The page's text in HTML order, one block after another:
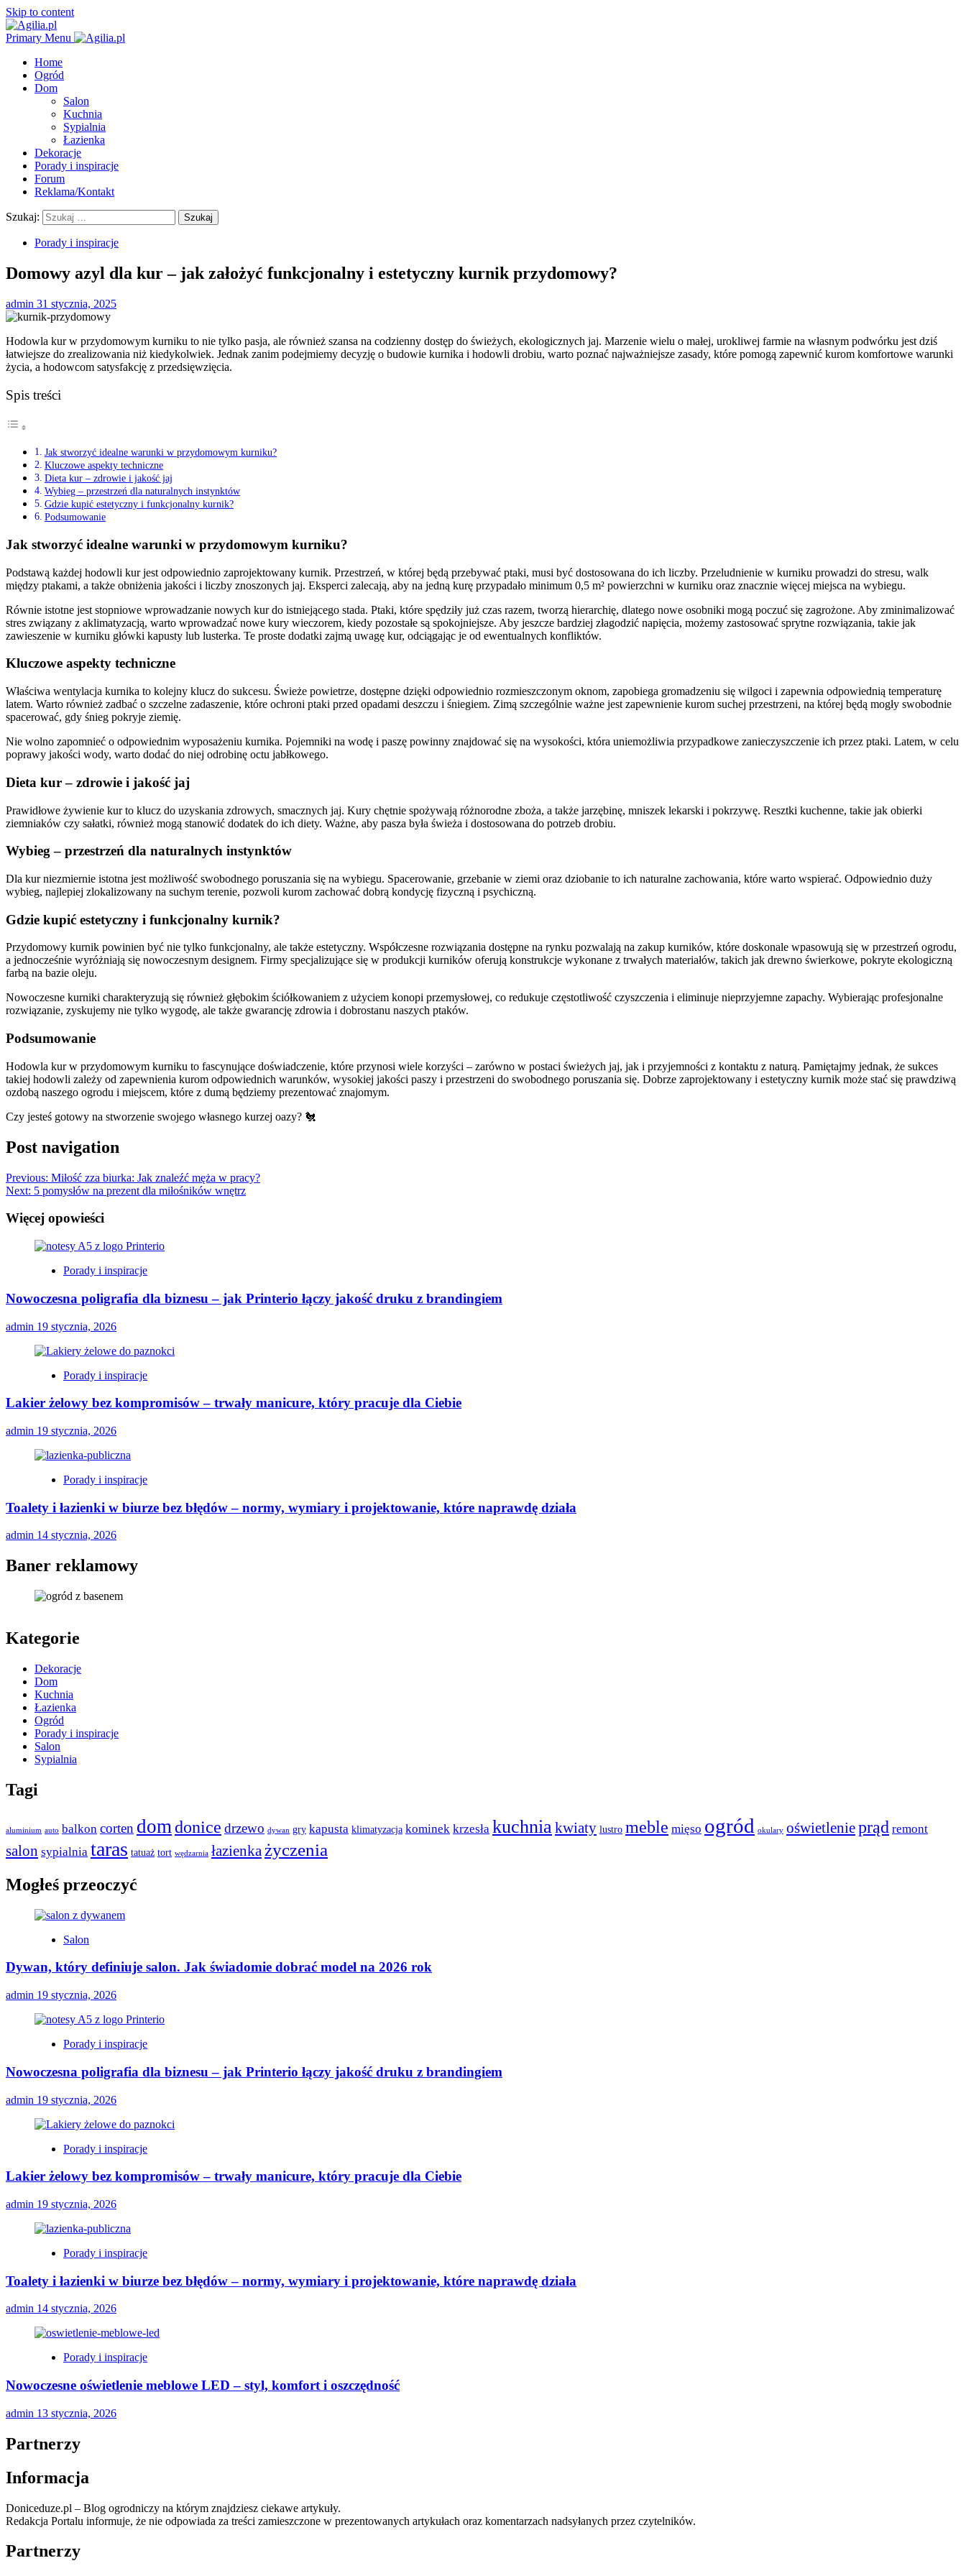
Skip to content
Primary Menu
Home
Ogród
Dom
Salon
Kuchnia
Sypialnia
Łazienka
Dekoracje
Porady i inspiracje
Forum
Reklama/Kontakt
Szukaj:
Porady i inspiracje
Domowy azyl dla kur – jak założyć funkcjonalny i estetyczny kurnik przydomowy?
admin 31 stycznia, 2025
Hodowla kur w przydomowym kurniku to nie tylko pasja, ale również szansa na codzienny dostęp do świeżych, ekologicznych jaj. Marzenie wielu o małej, urokliwej farmie na własnym podwórku jest dziś
łatwiejsze do zrealizowania niż kiedykolwiek. Jednak zanim podejmiemy decyzję o budowie kurnika i hodowli drobiu, warto poznać najważniejsze zasady, które pomogą zapewnić kurom komfortowe warunki
życia, a hodowcom satysfakcję z przedsięwzięcia.
Spis treści
Jak stworzyć idealne warunki w przydomowym kurniku?
Kluczowe aspekty techniczne
Dieta kur – zdrowie i jakość jaj
Wybieg – przestrzeń dla naturalnych instynktów
Gdzie kupić estetyczny i funkcjonalny kurnik?
Podsumowanie
Jak stworzyć idealne warunki w przydomowym kurniku?
Podstawą każdej hodowli kur jest odpowiednio zaprojektowany kurnik. Przestrzeń, w której będą przebywać ptaki, musi być dostosowana do ich liczby. Przeludnienie w kurniku prowadzi do stresu, walk
między ptakami, a także obniżenia jakości i liczby znoszonych jaj. Eksperci zalecają, aby na jedną kurę przypadało minimum 0,5 m² powierzchni w kurniku oraz znacznie więcej miejsca na wybiegu.
Równie istotne jest stopniowe wprowadzanie nowych kur do istniejącego stada. Ptaki, które spędziły już czas razem, tworzą hierarchię, dlatego nowe osobniki mogą poczuć się zagrożone. Aby zminimalizować
stres związany z aklimatyzacją, warto wprowadzać nowe kury wieczorem, kiedy pozostałe są spokojniejsze. Aby jeszcze bardziej złagodzić napięcia, możemy zastosować sprytne rozwiązania, takie jak
zawieszenie w kurniku główki kapusty lub lusterka. Te proste dodatki zajmą uwagę kur, odciągając je od ewentualnych konfliktów.
Kluczowe aspekty techniczne
Właściwa wentylacja kurnika to kolejny klucz do sukcesu. Świeże powietrze, dostępne dzięki odpowiednio rozmieszczonym oknom, zapobiega gromadzeniu się wilgoci i zapewnia odpowiednią temperaturę
latem. Warto również zadbać o szczelne zadaszenie, które ochroni ptaki przed opadami deszczu i śniegiem. Zimą szczególnie ważne jest zapewnienie kurom suchej przestrzeni, na której będą mogły swobodnie
spacerować, gdy śnieg pokryje ziemię.
Nie wolno zapomnieć o odpowiednim wyposażeniu kurnika. Pojemniki na wodę i paszę powinny znajdować się na wysokości, która uniemożliwia przypadkowe zanieczyszczenie ich przez ptaki. Latem, w celu
poprawy jakości wody, warto dodać do niej odrobinę octu jabłkowego.
Dieta kur – zdrowie i jakość jaj
Prawidłowe żywienie kur to klucz do uzyskania zdrowych, smacznych jaj. Kury chętnie spożywają różnorodne zboża, a także jarzębinę, mniszek lekarski i pokrzywę. Resztki kuchenne, takie jak obierki
ziemniaków czy sałatki, również mogą stanowić dodatek do ich diety. Ważne, aby pasza była świeża i dostosowana do potrzeb drobiu.
Wybieg – przestrzeń dla naturalnych instynktów
Dla kur niezmiernie istotna jest możliwość swobodnego poruszania się na wybiegu. Spacerowanie, grzebanie w ziemi oraz dziobanie to ich naturalne zachowania, które warto wspierać. Odpowiednio duży
wybieg, najlepiej zlokalizowany na suchym terenie, pozwoli kurom zachować dobrą kondycję fizyczną i psychiczną.
Gdzie kupić estetyczny i funkcjonalny kurnik?
Przydomowy kurnik powinien być nie tylko funkcjonalny, ale także estetyczny. Współczesne rozwiązania dostępne na rynku pozwalają na zakup kurników, które doskonale wpasowują się w przestrzeń ogrodu,
a jednocześnie wyróżniają się nowoczesnym designem. Firmy specjalizujące się w produkcji kurników oferują konstrukcje wykonane z trwałych materiałów, takich jak drewno świerkowe, pokryte ekologiczną
farbą na bazie oleju.
Nowoczesne kurniki charakteryzują się również głębokim ściółkowaniem z użyciem konopi przemysłowej, co redukuje częstotliwość czyszczenia i eliminuje nieprzyjemne zapachy. Wybierając profesjonalne
rozwiązanie, zyskujemy nie tylko wygodę, ale także gwarancję zdrowia i dobrostanu naszych ptaków.
Podsumowanie
Hodowla kur w przydomowym kurniku to fascynujące doświadczenie, które przynosi wiele korzyści – zarówno w postaci świeżych jaj, jak i przyjemności z kontaktu z naturą. Pamiętajmy jednak, że sukces
takiej hodowli zależy od zapewnienia kurom odpowiednich warunków, wysokiej jakości paszy i przestrzeni do swobodnego poruszania się. Dobrze zaprojektowany i estetyczny kurnik może stać się prawdziwą
ozdobą naszego ogrodu i miejscem, które z dumą będziemy prezentować znajomym.
Czy jesteś gotowy na stworzenie swojego własnego kurzej oazy? 🐔
Post navigation
Previous: Miłość zza biurka: Jak znaleźć męża w pracy?
Next: 5 pomysłów na prezent dla miłośników wnętrz
Więcej opowieści
Porady i inspiracje
Nowoczesna poligrafia dla biznesu – jak Printerio łączy jakość druku z brandingiem
admin 19 stycznia, 2026
Porady i inspiracje
Lakier żelowy bez kompromisów – trwały manicure, który pracuje dla Ciebie
admin 19 stycznia, 2026
Porady i inspiracje
Toalety i łazienki w biurze bez błędów – normy, wymiary i projektowanie, które naprawdę działa
admin 14 stycznia, 2026
Baner reklamowy
Kategorie
Dekoracje
Dom
Kuchnia
Łazienka
Ogród
Porady i inspiracje
Salon
Sypialnia
Tagi
aluminium auto balkon corten dom donice drzewo dywan gry kapusta klimatyzacja kominek krzesła kuchniakwiaty lustro meble mięso ogród okulary oświetlenieprąd remont
salon sypialnia taras tatuaż tort wędzarnia łazienka życzenia
Mogłeś przeoczyć
Salon
Dywan, który definiuje salon. Jak świadomie dobrać model na 2026 rok
admin 19 stycznia, 2026
Porady i inspiracje
Nowoczesna poligrafia dla biznesu – jak Printerio łączy jakość druku z brandingiem
admin 19 stycznia, 2026
Porady i inspiracje
Lakier żelowy bez kompromisów – trwały manicure, który pracuje dla Ciebie
admin 19 stycznia, 2026
Porady i inspiracje
Toalety i łazienki w biurze bez błędów – normy, wymiary i projektowanie, które naprawdę działa
admin 14 stycznia, 2026
Porady i inspiracje
Nowoczesne oświetlenie meblowe LED – styl, komfort i oszczędność
admin 13 stycznia, 2026
Partnerzy
Informacja
Doniceduze.pl – Blog ogrodniczy na którym znajdziesz ciekawe artykuły.
Redakcja Portalu informuje, że nie odpowiada za treści zamieszczone w prezentowanych artykułach oraz komentarzach nadsyłanych przez czytelników.
Partnerzy